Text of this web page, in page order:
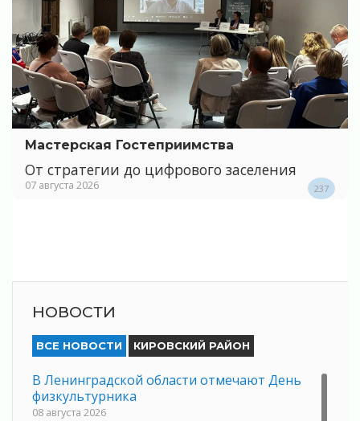
Мастерская Гостеприимства
От стратегии до цифрового заселения
07 августа 2026 237
НОВОСТИ
ВСЕ НОВОСТИ КИРОВСКИЙ РАЙОН
В Ленинградской области отмечают День
физкультурника
08 августа 2026